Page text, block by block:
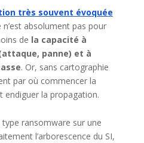
très souvent évoquée
absolument pas pour
de la capacité à
panne) et à
. Or, sans cartographie
par où commencer la
la propagation.
type ransomware sur une
l’arborescence du SI,